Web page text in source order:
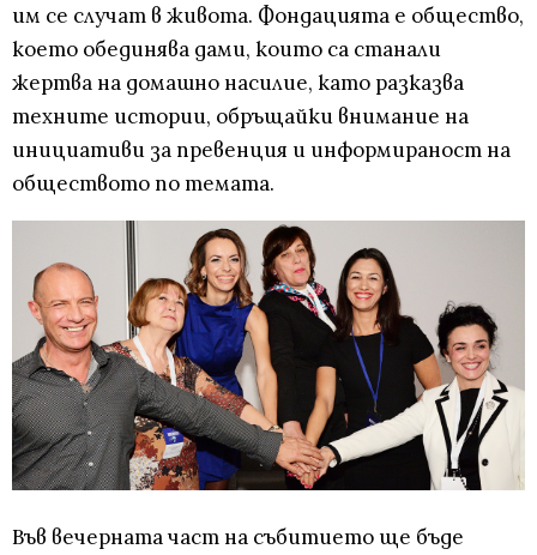
им се случат в живота. Фондацията е общество,
което обединява дами, които са станали
жертва на домашно насилие, като разказва
техните истории, обръщайки внимание на
инициативи за превенция и информираност на
обществото по темата.
Във вечерната част на събитието ще бъде